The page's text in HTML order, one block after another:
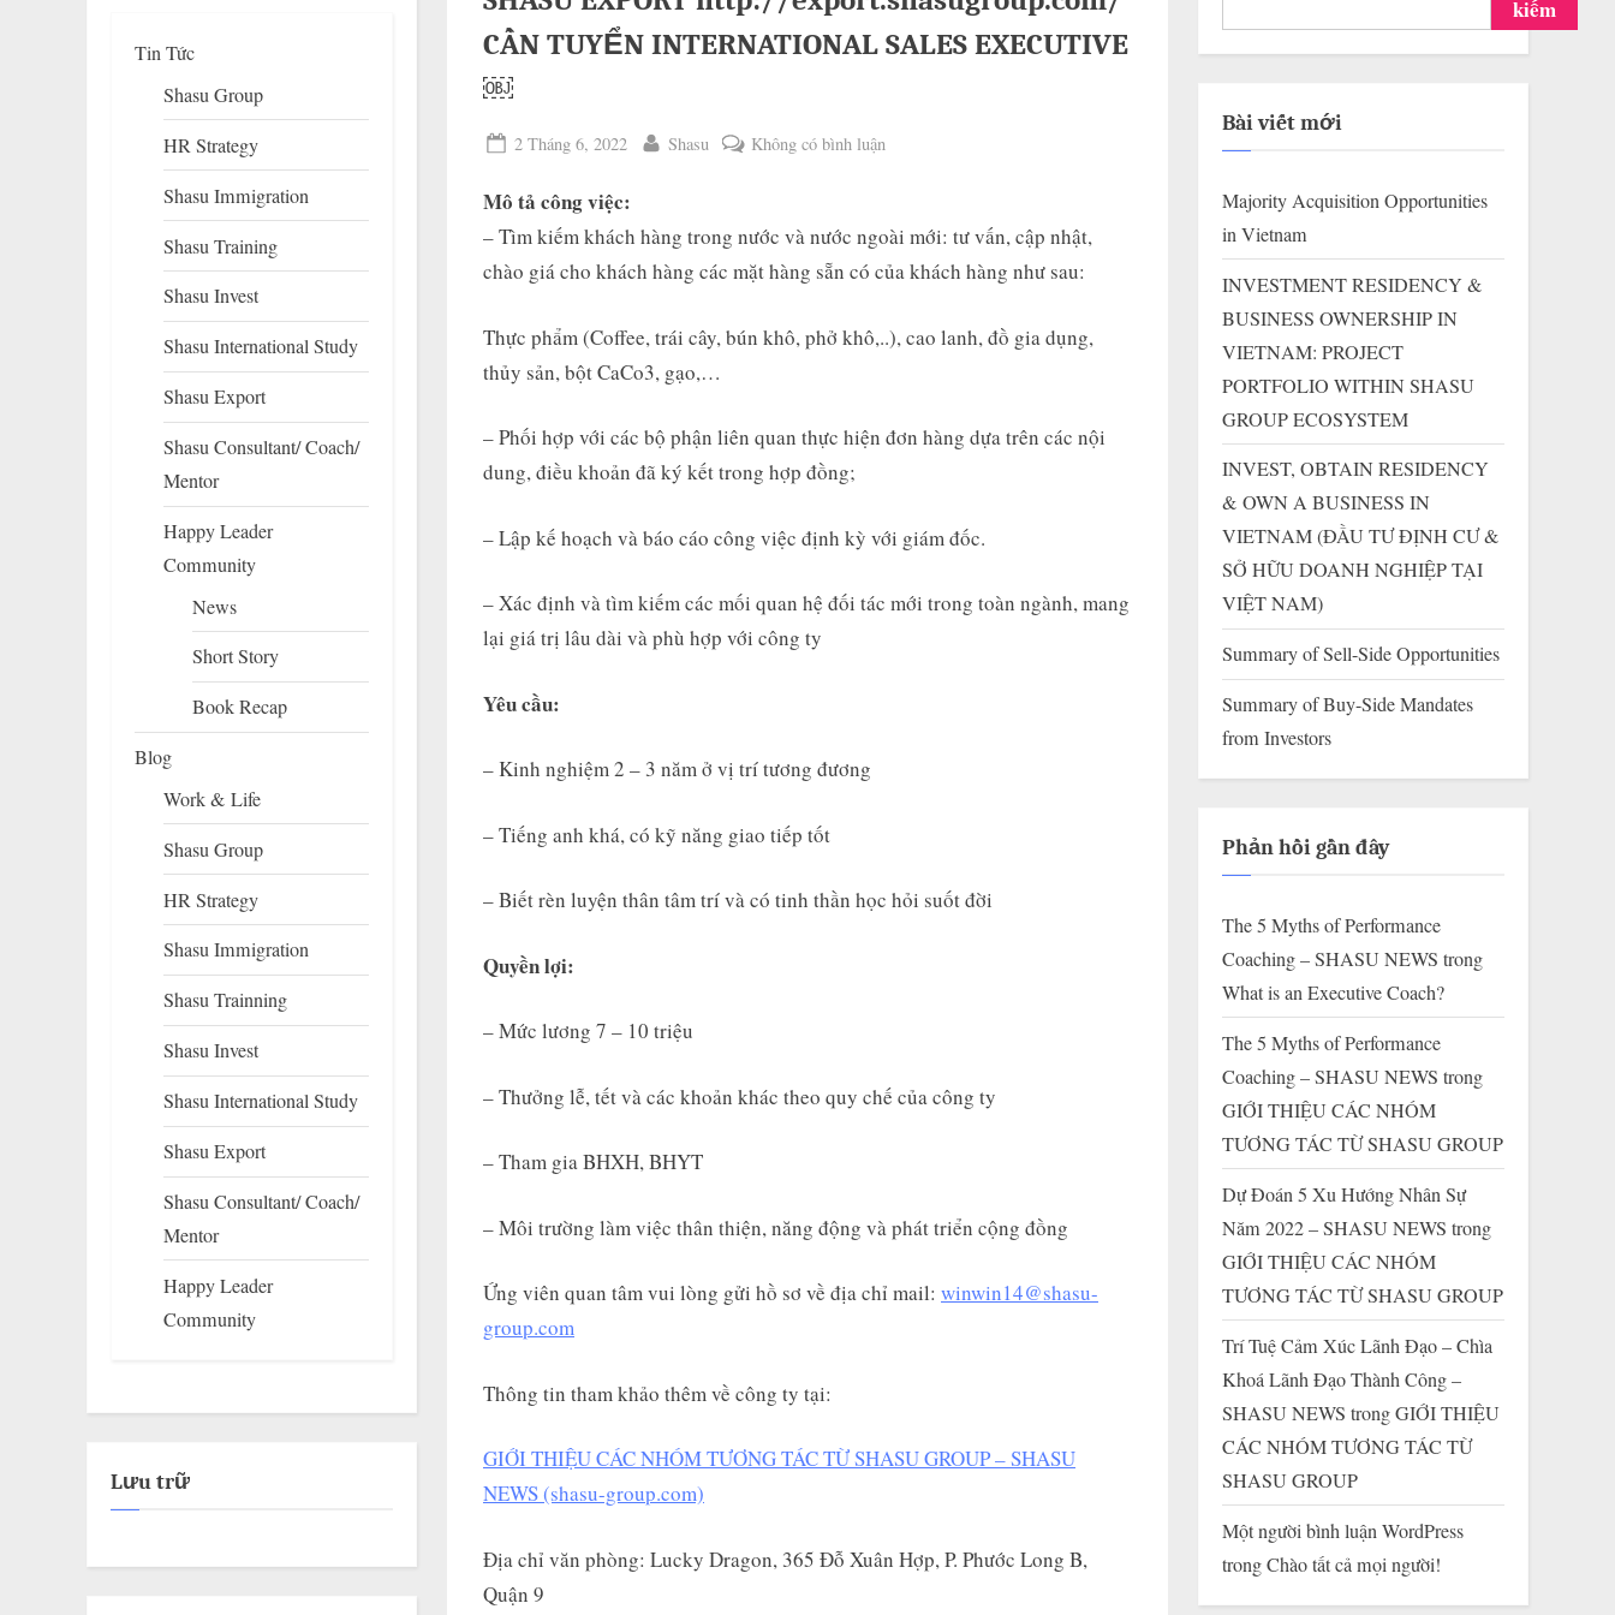
sub-
menu
CẦN TUYỂN INTERNATIONAL SALES EXECUTIVE
￼
Posted
2 Tháng 6, 2022 By
Shasu Không có bình luận
http://export.shasugroup.com/
CẦN
SALES
Mô tả công việc:
– Tìm kiếm khách hàng trong nước và nước ngoài mới: tư vấn, cập nhật,
chào giá cho khách hàng các mặt hàng sẵn có của khách hàng như sau:
Thực phẩm (Coffee, trái cây, bún khô, phở khô,..), cao lanh, đồ gia dụng,
thủy sản, bột CaCo3, gạo,…
– Phối hợp với các bộ phận liên quan thực hiện đơn hàng dựa trên các nội
dung, điều khoản đã ký kết trong hợp đồng;
– Lập kế hoạch và báo cáo công việc định kỳ với giám đốc.
– Xác định và tìm kiếm các mối quan hệ đối tác mới trong toàn ngành, mang
lại giá trị lâu dài và phù hợp với công ty
Yêu cầu:
– Kinh nghiệm 2 – 3 năm ở vị trí tương đương
– Tiếng anh khá, có kỹ năng giao tiếp tốt
– Biết rèn luyện thân tâm trí và có tinh thần học hỏi suốt đời
Quyền lợi:
– Mức lương 7 – 10 triệu
– Thưởng lễ, tết và các khoản khác theo quy chế của công ty
– Tham gia BHXH, BHYT
– Môi trường làm việc thân thiện, năng động và phát triển cộng đồng
Ứng viên quan tâm vui lòng gửi hồ sơ về địa chỉ mail: winwin14@shasu-
group.com
Thông tin tham khảo thêm về công ty tại:
GIỚI THIỆU CÁC NHÓM TƯƠNG TÁC TỪ SHASU GROUP – SHASU
NEWS (shasu-group.com)
Địa chỉ văn phòng: Lucky Dragon, 365 Đỗ Xuân Hợp, P. Phước Long B,
Quận 9
Tin Tức
Shasu Group
HR Strategy
Shasu Immigration
Shasu Training
Shasu Invest
Shasu International Study
Shasu Export
Shasu Consultant/ Coach/
Mentor
Happy Leader
Community
News
Short Story
Book Recap
Blog
Work & Life
Shasu Group
HR Strategy
Shasu Immigration
Shasu Trainning
Shasu Invest
Shasu International Study
Shasu Export
Shasu Consultant/ Coach/
Mentor
Happy Leader
Community
Lưu trữ
kiếm
Bài viết mới
Majority Acquisition Opportunities
in Vietnam
INVESTMENT RESIDENCY &
BUSINESS OWNERSHIP IN
VIETNAM: PROJECT
PORTFOLIO WITHIN SHASU
GROUP ECOSYSTEM
INVEST, OBTAIN RESIDENCY
& OWN A BUSINESS IN
VIETNAM (ĐẦU TƯ ĐỊNH CƯ &
SỞ HỮU DOANH NGHIỆP TẠI
VIỆT NAM)
Summary of Sell-Side Opportunities
Summary of Buy-Side Mandates
from Investors
Phản hồi gần đây
The 5 Myths of Performance
Coaching – SHASU NEWS trong
What is an Executive Coach?
The 5 Myths of Performance
Coaching – SHASU NEWS trong
GIỚI THIỆU CÁC NHÓM
TƯƠNG TÁC TỪ SHASU GROUP
Dự Đoán 5 Xu Hướng Nhân Sự
Năm 2022 – SHASU NEWS trong
GIỚI THIỆU CÁC NHÓM
TƯƠNG TÁC TỪ SHASU GROUP
Trí Tuệ Cảm Xúc Lãnh Đạo – Chìa
Khoá Lãnh Đạo Thành Công –
SHASU NEWS trongGIỚI THIỆU
CÁC NHÓM TƯƠNG TÁC TỪ
SHASU GROUP
Một người bình luận WordPress
trongChào tất cả mọi người!